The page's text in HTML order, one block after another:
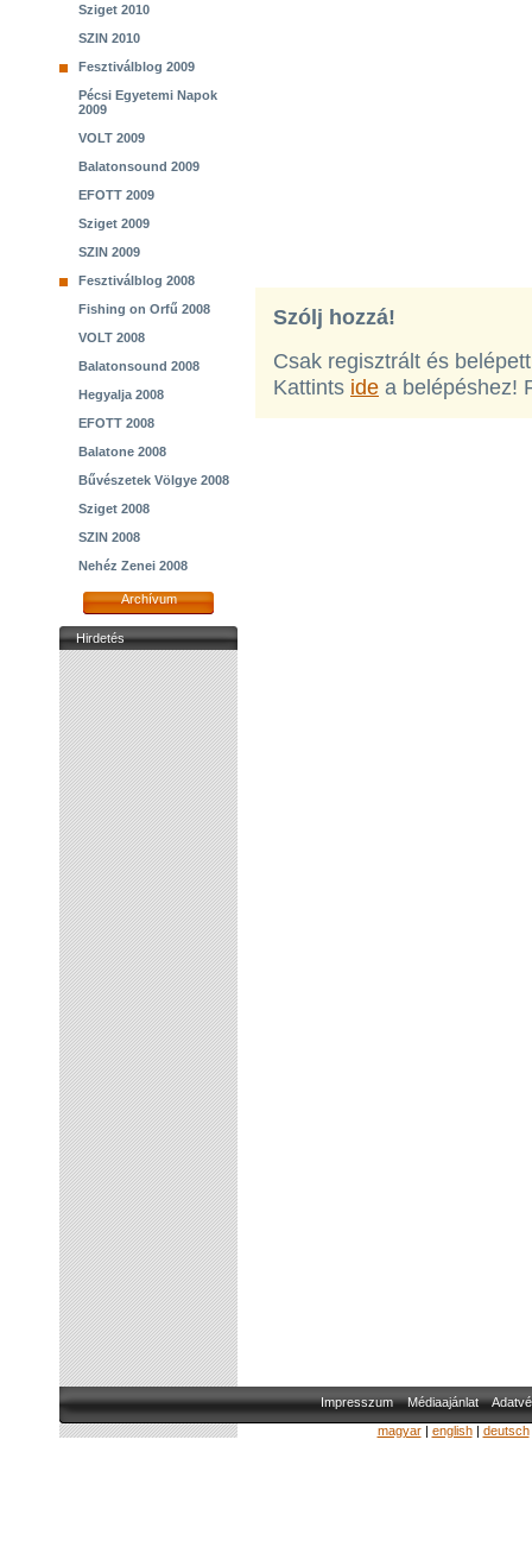
Sziget 2010
SZIN 2010
Fesztiválblog 2009
Pécsi Egyetemi Napok
2009
VOLT 2009
Balatonsound 2009
EFOTT 2009
Sziget 2009
SZIN 2009
Fesztiválblog 2008
Fishing on Orfű 2008
VOLT 2008
Balatonsound 2008
Hegyalja 2008
EFOTT 2008
Balatone 2008
Bűvészetek Völgye 2008
Sziget 2008
SZIN 2008
Nehéz Zenei 2008
Archívum
Hirdetés
Szólj hozzá!
Csak regisztrált és
Kattints ide a belépéshez!
Impresszum Médiaajánlat
magyar| english| deutsch